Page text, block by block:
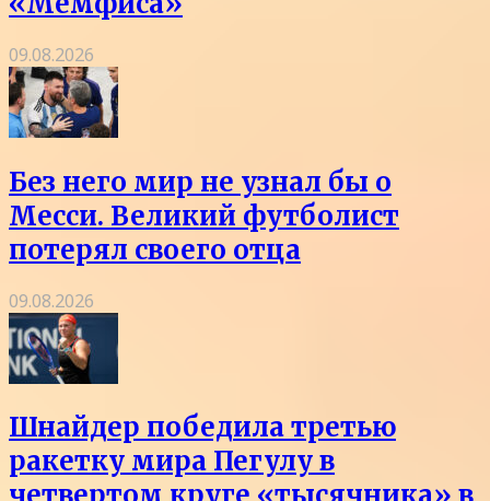
09.08.2026
Без него мир не узнал бы о
Месси. Великий футболист
потерял своего отца
09.08.2026
Шнайдер победила третью
ракетку мира Пегулу в